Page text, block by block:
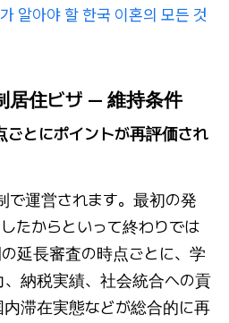
알아야 할 한국 이혼의 모든 것
居住ビザ — 維持条件
とにポイントが再評価され
で運営されます。最初の発
たからといって終わりでは
延長審査の時点ごとに、学
納税実績、社会統合への貢
滞在実態などが総合的に再